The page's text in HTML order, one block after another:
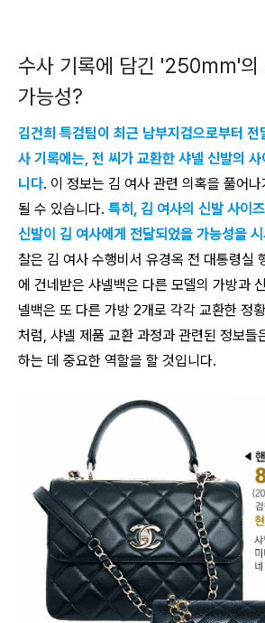
수사 기록에 담긴 '250mm'의
가능성?
김건희 특검팀이 최근 남부지검으로부터
사 기록에는, 전 씨가 교환한 샤넬 신발의
니다. 이 정보는 김 여사 관련 의혹을 풀어
될 수 있습니다. 특히, 김 여사의 신발 사이
신발이 김 여사에게 전달되었을 가능성을
찰은 김 여사 수행비서 유경옥 전 대통령실
에 건네받은 샤넬백은 다른 모델의 가방과
넬백은 또 다른 가방 2개로 각각 교환한 정
처럼, 샤넬 제품 교환 과정과 관련된 정보들
하는 데 중요한 역할을 할 것입니다.